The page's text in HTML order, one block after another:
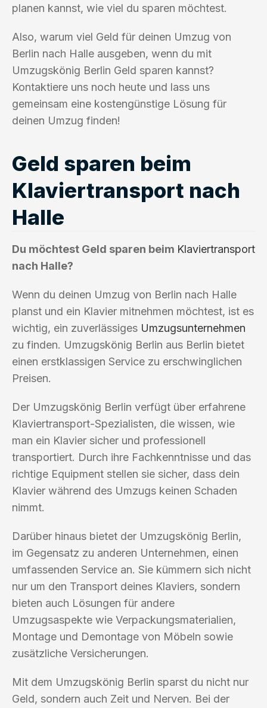
planen kannst, wie viel du sparen möchtest.
Also, warum viel Geld für deinen Umzug von
Berlin nach Halle ausgeben, wenn du mit
Umzugskönig Berlin Geld sparen kannst?
Kontaktiere uns noch heute und lass uns
gemeinsam eine kostengünstige Lösung für
deinen Umzug finden!
Geld sparen beim
Klaviertransport nach
Halle
Du möchtest Geld sparen beim Klaviertransport
nach Halle?
Wenn du deinen Umzug von Berlin nach Halle
planst und ein Klavier mitnehmen möchtest, ist es
wichtig, ein zuverlässiges Umzugsunternehmen
zu finden. Umzugskönig Berlin aus Berlin bietet
einen erstklassigen Service zu erschwinglichen
Preisen.
Der Umzugskönig Berlin verfügt über erfahrene
Klaviertransport-Spezialisten, die wissen, wie
man ein Klavier sicher und professionell
transportiert. Durch ihre Fachkenntnisse und das
richtige Equipment stellen sie sicher, dass dein
Klavier während des Umzugs keinen Schaden
nimmt.
Darüber hinaus bietet der Umzugskönig Berlin,
im Gegensatz zu anderen Unternehmen, einen
umfassenden Service an. Sie kümmern sich nicht
nur um den Transport deines Klaviers, sondern
bieten auch Lösungen für andere
Umzugsaspekte wie Verpackungsmaterialien,
Montage und Demontage von Möbeln sowie
zusätzliche Versicherungen.
Mit dem Umzugskönig Berlin sparst du nicht nur
Geld, sondern auch Zeit und Nerven. Bei der